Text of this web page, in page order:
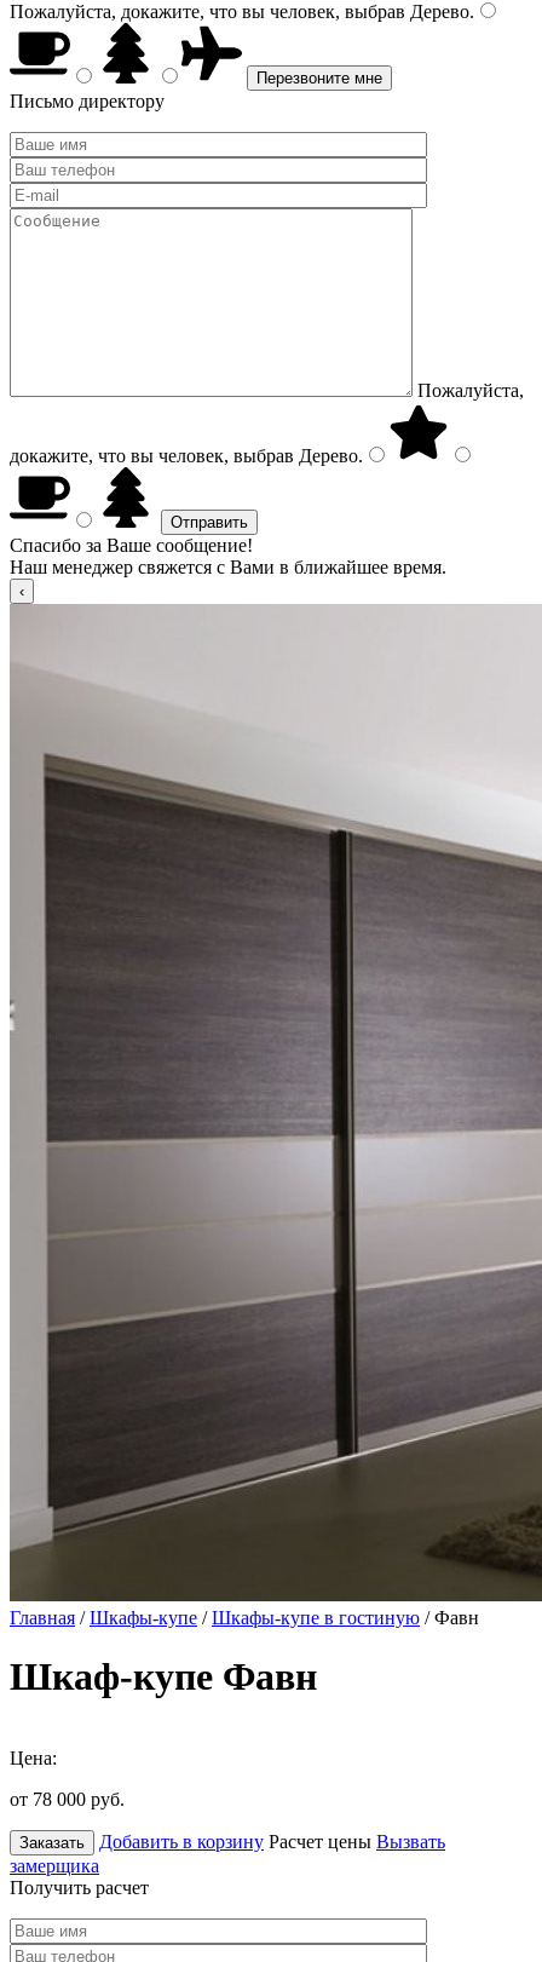
Пожалуйста, докажите, что вы человек, выбрав Дерево.
Письмо директору
Пожалуйста,
докажите, что вы человек, выбрав Дерево.
Спасибо за Ваше сообщение!
Наш менеджер свяжется с Вами в ближайшее время.
Главная /Шкафы-купе /Шкафы-купе в гостиную / Фавн
Шкаф-купе Фавн
Цена:
от 78 000 руб.
Заказать Добавить в корзину Расчет цены Вызвать
замерщика
Получить расчет